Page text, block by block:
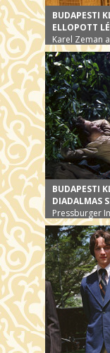
BUDAPESTI
ELLOPOTT
Karel Zeman
BUDAPESTI
DIADALMAS
Pressburger
halálról